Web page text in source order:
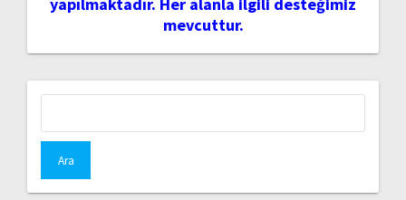
yapılmaktadır. Her alanla ilgili desteğimiz
mevcuttur.